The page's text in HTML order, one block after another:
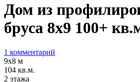
Дом из
бруса 8х9 100+
1 комментарий
9х8 м
104 кв.м.
2 этажа